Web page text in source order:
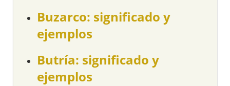
Buzarco: significado y
ejemplos
Butría: significado y
ejemplos